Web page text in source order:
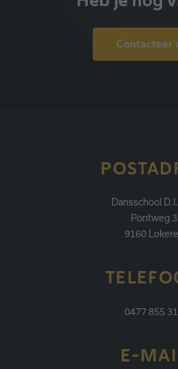
Contacteer
Dansschool
Pontweg 3
9160
0477 855
E-